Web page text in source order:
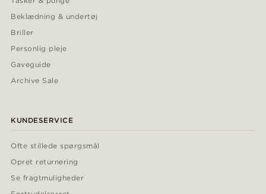
Beklædning & undertøj
Briller
Personlig pleje
Gaveguide
Archive Sale
KUNDESERVICE
Ofte stillede spørgsmål
Opret returnering
Se fragtmuligheder